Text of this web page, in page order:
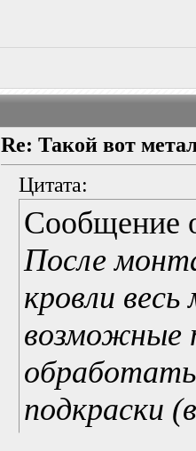
Re: Такой вот
Цитата:
Сообщение
После
кровли
возможные
подкраски